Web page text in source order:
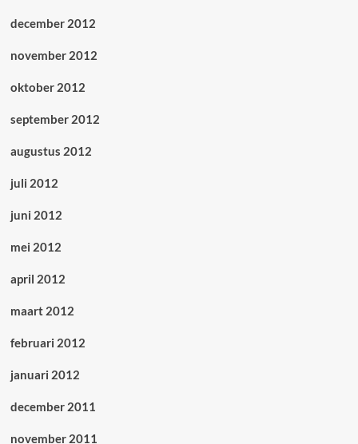
december 2012
november 2012
oktober 2012
september 2012
augustus 2012
juli 2012
juni 2012
mei 2012
april 2012
maart 2012
februari 2012
januari 2012
december 2011
november 2011